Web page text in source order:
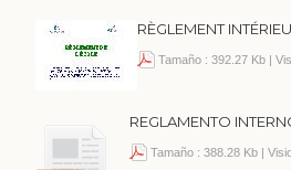
RÈGLEMENT
Tamaño : 392.27 Kb |
REGLAMENTO
Tamaño : 388.28 Kb |